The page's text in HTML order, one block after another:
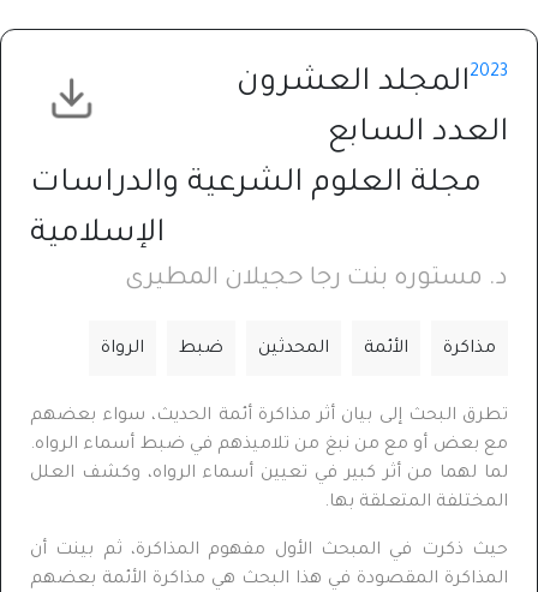
2023المجلد العشرون
العدد السابع
مجلة العلوم الشرعية والدراسات
الإسلامية
د. مستوره بنت رجا حجيلان المطيرى
مذاكرة الأئمة المحدثين ضبط الرواة
تطرق البحث إلى بيان أثر مذاكرة أئمة الحديث، سواء بعضهم
مع بعض أو مع من نبغ من تلاميذهم في ضبط أسماء الرواه.
لما لهما من أثر كبير في تعيين أسماء الرواه، وكشف العلل
المختلفة المتعلقة بها.
حيث ذكرت في المبحث الأول مفهوم المذاكرة، ثم بينت أن
المذاكرة المقصودة في هذا البحث هي مذاكرة الأئمة بعضهم